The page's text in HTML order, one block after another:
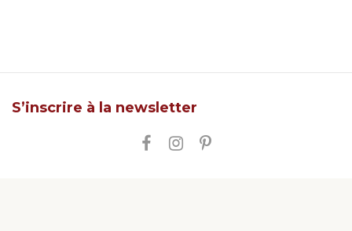
S’inscrire à la newsletter